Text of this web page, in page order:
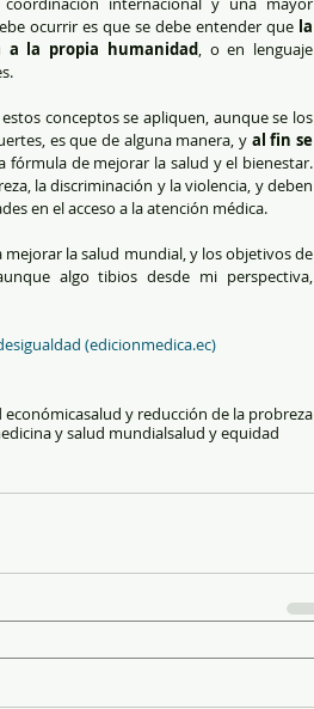
ocurrir es que se debe entender que la
a la propia humanidad, o en lenguaje
conceptos se apliquen, aunque se los
es que de alguna manera, y al fin se
fórmula de mejorar la salud y el bienestar.
la discriminación y la violencia, y deben
en el acceso a la atención médica.
mejorar la salud mundial, y los objetivos de
algo tibios desde mi perspectiva,
(edicionmedica.ec)
económicasalud y reducción de la probreza
y salud mundialsalud y equidad